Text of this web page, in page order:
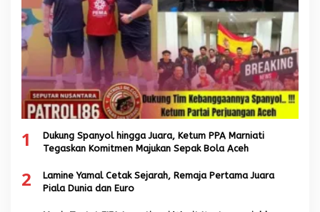
1
Dukung Spanyol hingga Juara, Ketum PPA Marniati
Tegaskan Komitmen Majukan Sepak Bola Aceh
2
Lamine Yamal Cetak Sejarah, Remaja Pertama Juara
Piala Dunia dan Euro